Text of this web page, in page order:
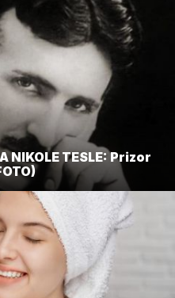
NIKOLE TESLE: Prizor